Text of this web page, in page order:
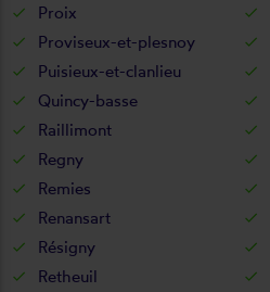
Proix
Proviseux-et-plesnoy
Puisieux-et-clanlieu
Quincy-basse
Raillimont
Regny
Remies
Renansart
Résigny
Retheuil